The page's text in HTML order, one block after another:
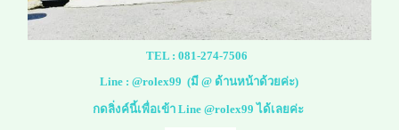
TEL : 081-274-7506
Line :@rolex99 (มี @ ด้านหน้าด้วยค่ะ)
กดลิ่งค์นี้เพื่อเข้า Line @rolex99 ได้เลยค่ะ